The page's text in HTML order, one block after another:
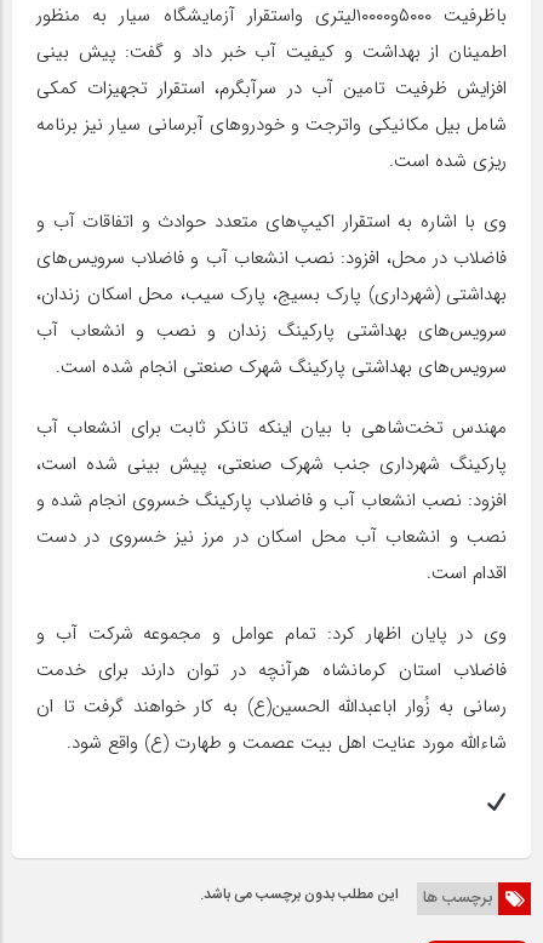
باظرفیت ۵۰۰۰و۱۰۰۰۰لیتری واستقرار آزمایشگاه سیار به منظور
اطمینان از بهداشت و کیفیت آب خبر داد و گفت: پیش بینی
افزایش ظرفیت تامین آب در سرآبگرم، استقرار تجهیزات کمکی
شامل بیل مکانیکی واترجت و خودروهای آبرسانی سیار نیز برنامه
ریزی شده است.
وی با اشاره به استقرار اکیپ‌های متعدد حوادث و اتفاقات آب و
فاضلاب در محل، افزود: نصب انشعاب آب و فاضلاب سرویس‌های
بهداشتی (شهرداری) پارک بسیج، پارک سیب، محل اسکان زندان،
سرویس‌های بهداشتی پارکینگ زندان و نصب و انشعاب آب
سرویس‌های بهداشتی پارکینگ شهرک صنعتی انجام شده است.
مهندس تخت‌شاهی با بیان اینکه تانکر ثابت برای انشعاب آب
پارکینگ شهرداری جنب شهرک صنعتی، پیش بینی شده است،
افزود: نصب انشعاب آب و فاضلاب پارکینگ خسروی انجام شده و
نصب و انشعاب آب محل اسکان در مرز نیز خسروی در دست
اقدام است.
وی در پایان اظهار کرد: تمام عوامل و مجموعه شرکت آب و
فاضلاب استان کرمانشاه هرآنچه در توان دارند برای خدمت
رسانی به زُوار اباعبدالله الحسین(ع) به کار خواهند گرفت تا ان
شاءالله مورد عنایت اهل بیت عصمت و طهارت (ع) واقع شود.
برچسب ها این مطلب بدون برچسب می باشد.